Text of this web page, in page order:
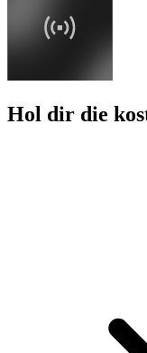
Hol dir die